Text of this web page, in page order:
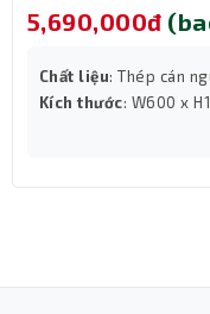
cáp, chắc chắn kết
dàng sử dụng.
vàng chống gỉ và sử
5,690,000đ
Chất liệu: Thép cán
Kích thước: W600 x